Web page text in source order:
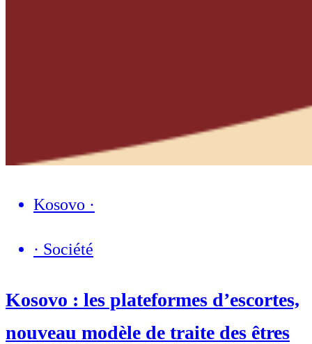
Kosovo ·
· Société
Kosovo : les plateformes d’escortes,
nouveau modèle de traite des êtres